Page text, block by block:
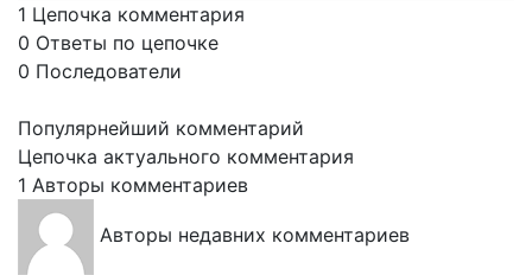
1 Цепочка комментария
0 Ответы по цепочке
0 Последователи
Популярнейший комментарий
Цепочка актуального комментария
1 Авторы комментариев
Авторы недавних комментариев